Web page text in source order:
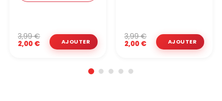
2,00 €
3,99 €
2,00 €
3,99 €